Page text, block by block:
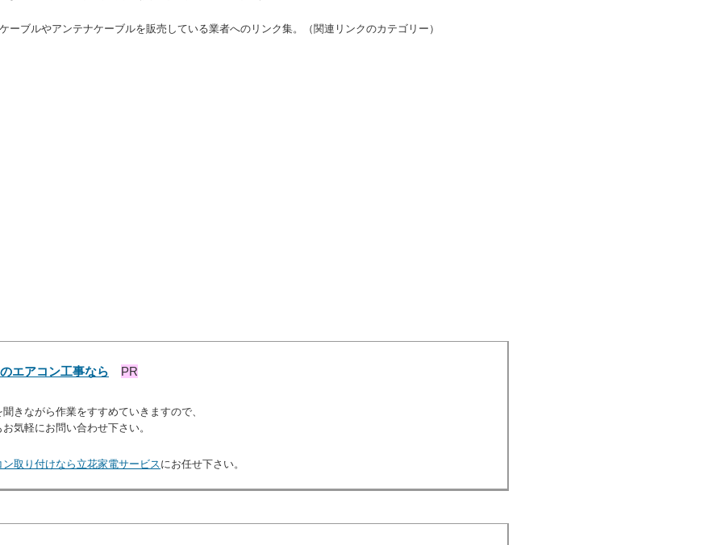
ーブルやアンテナケーブルを販売している業者へのリンク集。（関連リンクのカテゴリー）
エアコン工事なら PR
きながら作業をすすめていきますので、
気軽にお問い合わせ下さい。
取り付けなら立花家電サービスにお任せ下さい。